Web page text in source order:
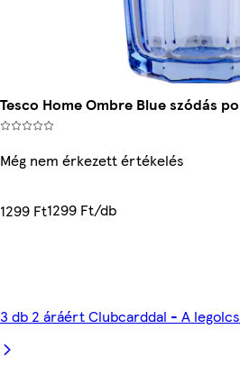
Tesco Home Ombre Blue szódás
Még nem érkezett értékelés
1299 Ft1299 Ft/db
3 db 2 áráért Clubcarddal - A